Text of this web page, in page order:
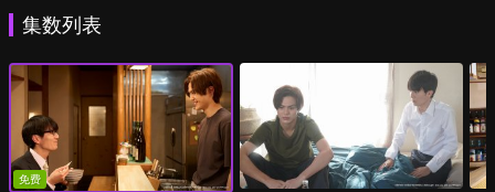
集数列表
免费